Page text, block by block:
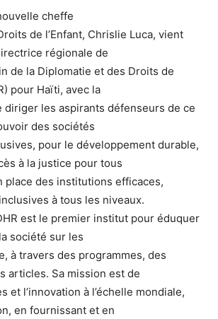
cheffe
de l’Enfant, Chrislie Luca, vient
régionale de
de la Diplomatie et des Droits de
pour Haïti, avec la
diriger les aspirants défenseurs de ce
des sociétés
pour le développement durable,
à la justice pour tous
place des institutions efficaces,
à tous les niveaux.
est le premier institut pour éduquer
société sur les
à travers des programmes, des
articles. Sa mission est de
et l’innovation à l’échelle mondiale,
en fournissant et en